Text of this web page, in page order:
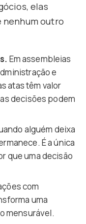
elas
nenhum outro
Em assembleias
e
atas têm valor
decisões podem
alguém deixa
É a única
que uma decisão
com
uma
mensurável.